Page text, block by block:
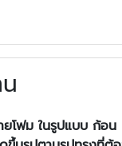
ยโฟม ในรูปแบบ ก้อ